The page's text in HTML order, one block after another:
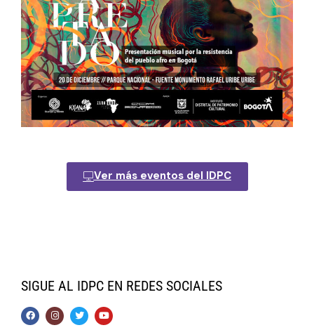
Ver más eventos del IDPC
SIGUE AL IDPC EN REDES SOCIALES